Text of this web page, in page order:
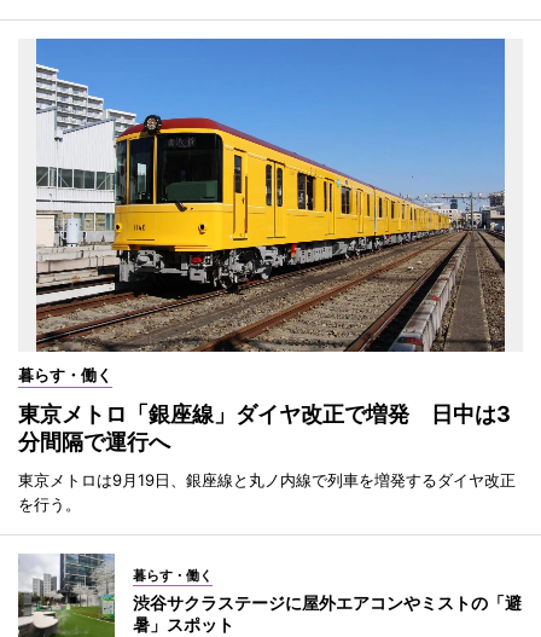
暮らす・働く
東京メトロ「銀座線」ダイヤ改正で増発 日中は3
分間隔で運行へ
東京メトロは9月19日、銀座線と丸ノ内線で列車を増発するダイヤ改正
を行う。
暮らす・働く
渋谷サクラステージに屋外エアコンやミストの「避
暑」スポット